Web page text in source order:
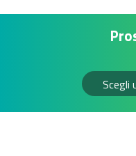
Scegli